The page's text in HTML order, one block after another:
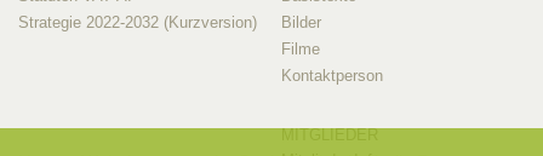
Strategie 2022-2032 (Kurzversion)
Bilder
Filme
Kontaktperson